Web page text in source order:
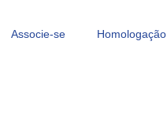
Associe-se Homologação